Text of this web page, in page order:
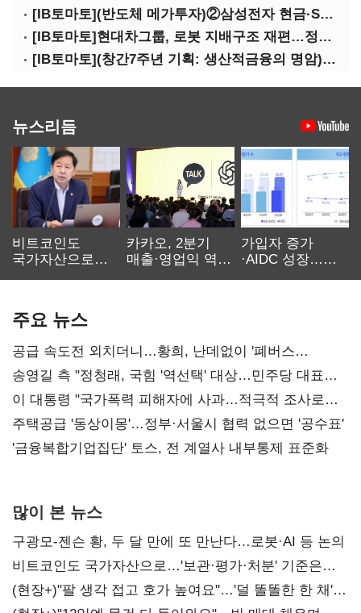
[IB토마토](반도체 메가투자)②삼성전자 현금·SDI 차입…엇갈린 2655조 투자체력
[IB토마토]현대차그룹, 로봇 지배구조 재편…정의선 1245억 추가 투입 유력
[IB토마토](창간7주년 기획: 생산적금융의 명암)③선택받은 산업, 커진 자금격차
뉴스리듬
비트코인도
국가자산으로…'
카카오, 2분기
매출·영업익 역대
가입자 증가
·AIDC 성장…
주요 뉴스
공급 속도전 외치더니…황희, 난데없이 '폐버스
리모델링' 제안
송영길 측 "정청래, 국힘 '역선택' 대상…민주당 대표로
총선 지휘 못해"
이 대통령 "국가폭력 피해자에 사과…적극적 조사로
진실 밝혀야"
주택공급 '동상이몽'…정부·서울시 협력 없으면 '공수표'
'금융복합기업집단' 토스, 전 계열사 내부통제 표준화
많이 본 뉴스
구광모-젠슨 황, 두 달 만에 또 만난다…로봇·AI 등 논의
비트코인도 국가자산으로…'보관·평가·처분' 기준은
숙제
(현장+)"팔 생각 접고 호가 높여요"…'덜 똘똘한 한 채'